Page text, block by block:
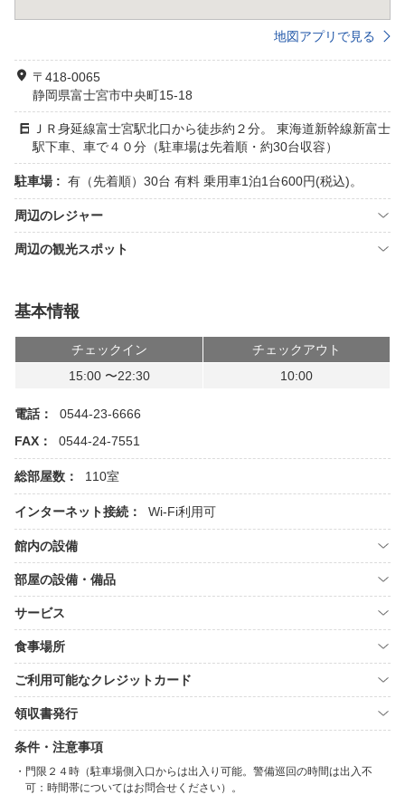
地図アプリで見る
〒418-0065
静岡県富士宮市中央町15-18
ＪＲ身延線富士宮駅北口から徒歩約２分。 東海道新幹線新富士
駅下車、車で４０分（駐車場は先着順・約30台収容）
駐車場 : 有（先着順）30台 有料 乗用車1泊1台600円(税込)。
周辺のレジャー
周辺の観光スポット
基本情報
チェックイン
チェックアウト
15:00 〜22:30
10:00
電話：
0544-23-6666
FAX：
0544-24-7551
総部屋数： 110室
インターネット接続： Wi-Fi利用可
館内の設備
部屋の設備・備品
サービス
食事場所
ご利用可能なクレジットカード
領収書発行
条件・注意事項
門限２４時（駐車場側入口からは出入り可能。警備巡回の時間は出入不
可：時間帯についてはお問合せください）。